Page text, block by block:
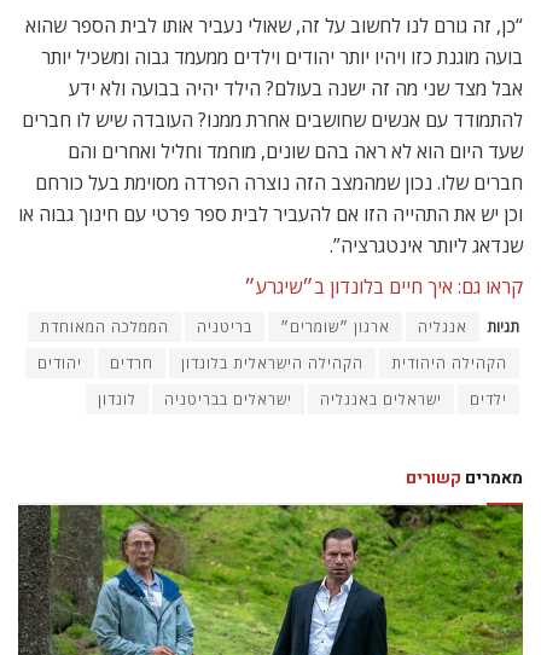
“כן, זה גורם לנו לחשוב על זה, שאולי נעביר אותו לבית הספר שהוא
בועה מוגנת כזו ויהיו יותר יהודים וילדים ממעמד גבוה ומשכיל יותר
אבל מצד שני מה זה ישנה בעולם? הילד יהיה בבועה ולא ידע
להתמודד עם אנשים שחושבים אחרת ממנו? העובדה שיש לו חברים
שעד היום הוא לא ראה בהם שונים, מוחמד וחליל ואחרים והם
חברים שלו. נכון שמהמצב הזה נוצרה הפרדה מסוימת בעל כורחם
וכן יש את התהייה הזו אם להעביר לבית ספר פרטי עם חינוך גבוה או
שנדאג ליותר אינטגרציה”.
קראו גם: איך חיים בלונדון ב״שיגרע״
תגיות אנגליה ארגון ״שומרים״ בריטניה
הממלכה המאוחדת
הקהילה היהודית
הקהילה הישראלית בלונדון חרדים
יהודים
ילדים
ישראלים באנגליה ישראלים בבריטניה לונדון
מאמרים קשורים